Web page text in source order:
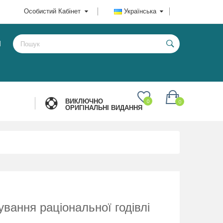
Українська
Особистий Кабінет
ВИКЛЮЧНО
ОРИГІНАЛЬНІ ВИДАННЯ
0
0
раціональної годівлі